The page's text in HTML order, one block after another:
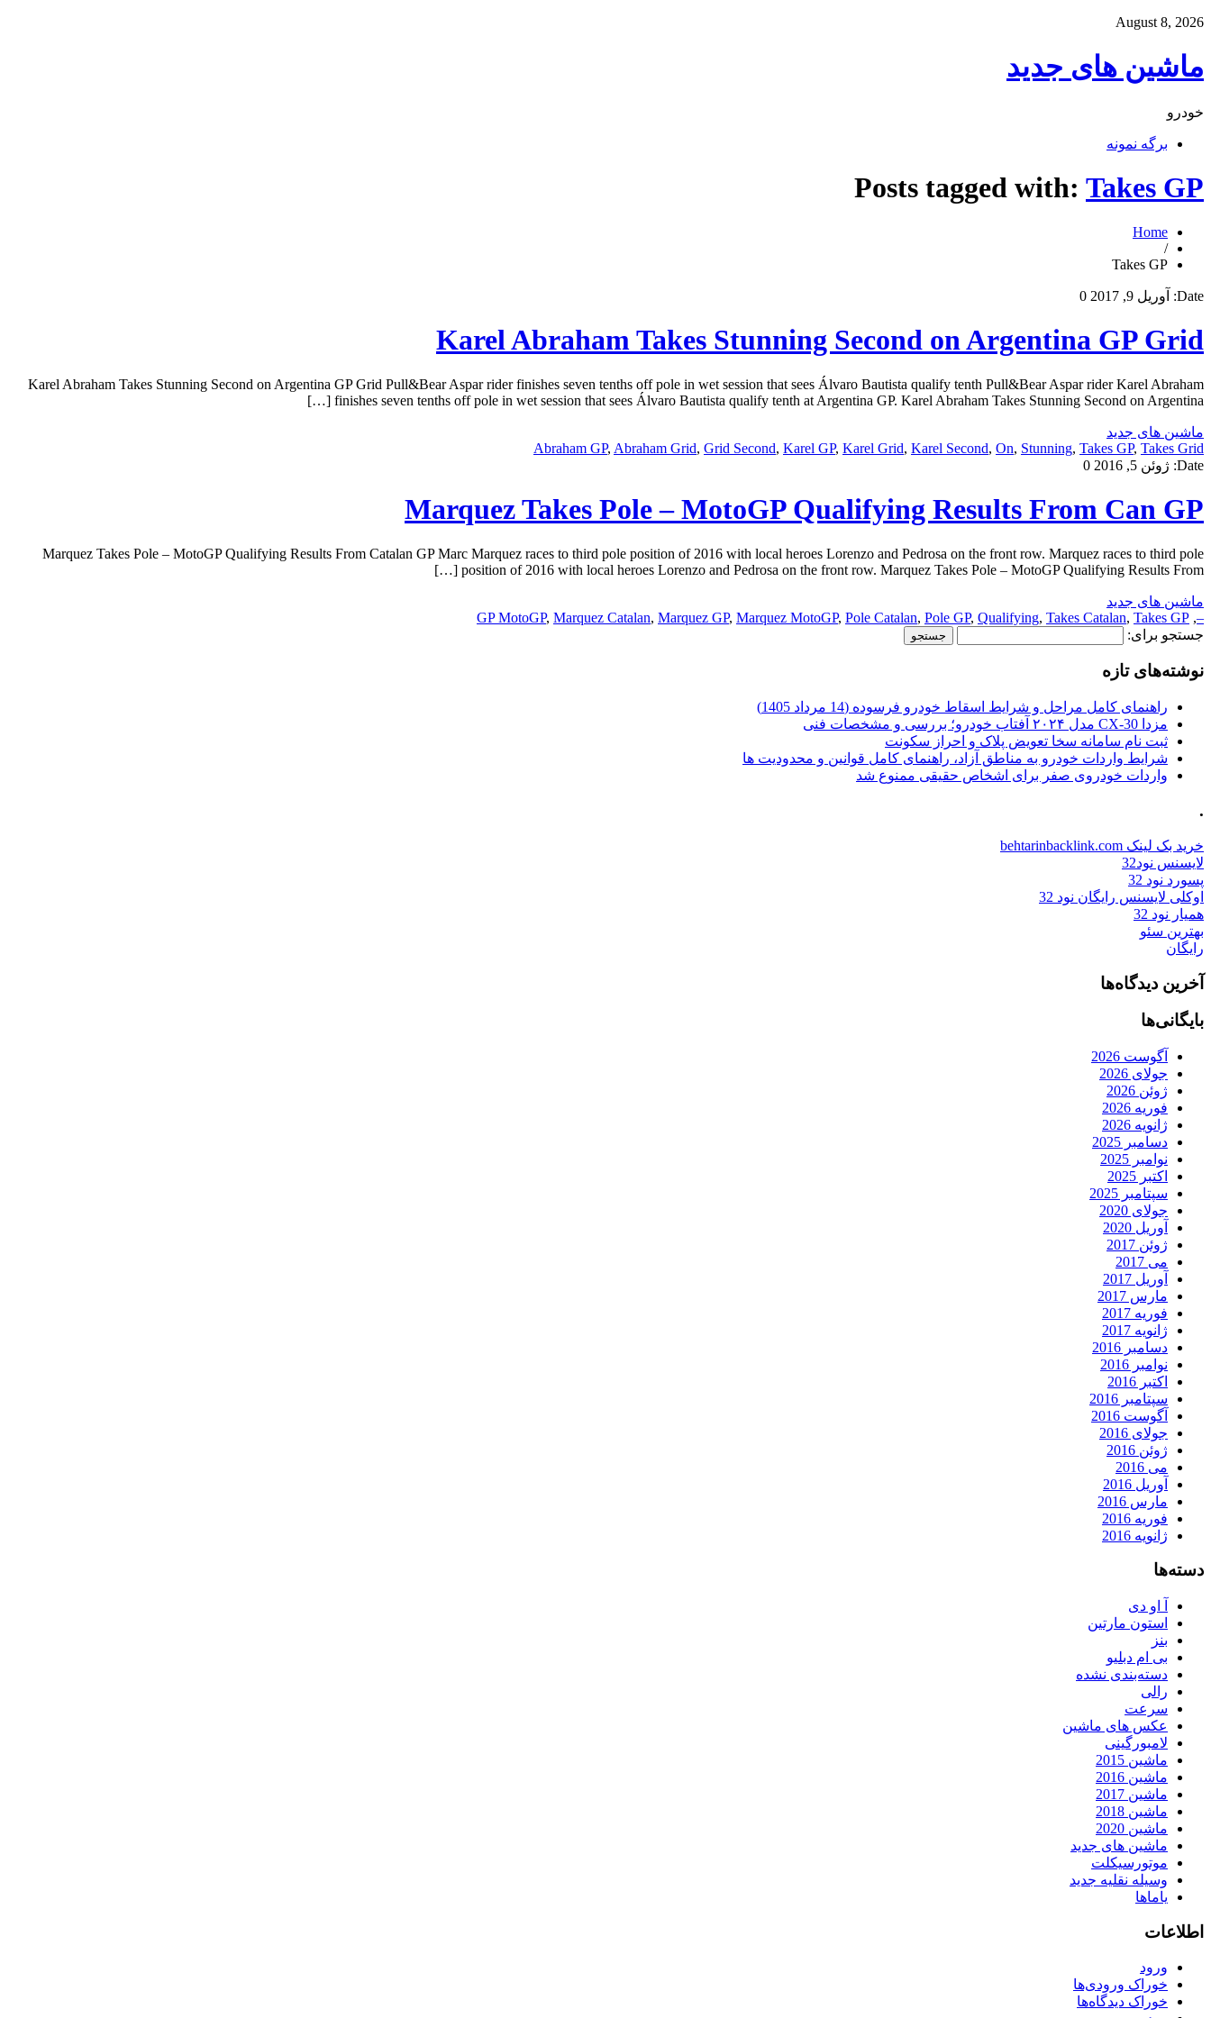
August 8, 2026
ماشین های جدید
خودرو
برگه نمونه
Posts tagged with: Takes GP
Home
/
Takes GP
Date: آوریل 9, 2017 0
Karel Abraham Takes Stunning Second on Argentina GP Grid
Karel Abraham Takes Stunning Second on Argentina GP Grid Pull&Bear Aspar rider finishes seven tenths off pole in wet session that sees Álvaro Bautista qualify tenth Pull&Bear Aspar rider Karel Abraham
finishes seven tenths off pole in wet session that sees Álvaro Bautista qualify tenth at Argentina GP. Karel Abraham Takes Stunning Second on Argentina […]
ماشین های جدید
Abraham GP, Abraham Grid, Grid Second, Karel GP, Karel Grid, Karel Second, On, Stunning, Takes GP, Takes Grid
Date: ژوئن 5, 2016 0
Marquez Takes Pole – MotoGP Qualifying Results From Can GP
Marquez Takes Pole – MotoGP Qualifying Results From Catalan GP Marc Marquez races to third pole position of 2016 with local heroes Lorenzo and Pedrosa on the front row. Marquez races to third pole
position of 2016 with local heroes Lorenzo and Pedrosa on the front row. Marquez Takes Pole – MotoGP Qualifying Results From […]
ماشین های جدید
–
,
GP MotoGP, Marquez Catalan, Marquez GP, Marquez MotoGP, Pole Catalan, Pole GP, Qualifying, Takes Catalan, Takes GP
جستجو برای:
نوشته‌های تازه
راهنمای کامل مراحل و شرایط اسقاط خودرو فرسوده (14 مرداد 1405)
مزدا CX-30 مدل ۲۰۲۴ آفتاب خودرو؛ بررسی و مشخصات فنی
ثبت نام سامانه سخا تعویض پلاک و احراز سکونت
شرایط واردات خودرو به مناطق آزاد، راهنمای کامل قوانین و محدودیت ها
واردات خودروی صفر برای اشخاص حقیقی ممنوع شد
.
خرید بک لینک behtarinbacklink.com
لایسنس نود32
پسورد نود 32
اوکلی لایسنس رایگان نود 32
همیار نود 32
بهترین سئو
رایگان
آخرین دیدگاه‌ها
بایگانی‌ها
آگوست 2026
جولای 2026
ژوئن 2026
فوریه 2026
ژانویه 2026
دسامبر 2025
نوامبر 2025
اکتبر 2025
سپتامبر 2025
جولای 2020
آوریل 2020
ژوئن 2017
می 2017
آوریل 2017
مارس 2017
فوریه 2017
ژانویه 2017
دسامبر 2016
نوامبر 2016
اکتبر 2016
سپتامبر 2016
آگوست 2016
جولای 2016
ژوئن 2016
می 2016
آوریل 2016
مارس 2016
فوریه 2016
ژانویه 2016
دسته‌ها
آ او دی
استون مارتین
بنز
بی ام دبلیو
دسته‌بندی نشده
رالی
سرعت
عکس های ماشین
لامبورگینی
ماشین 2015
ماشین 2016
ماشین 2017
ماشین 2018
ماشین 2020
ماشین های جدید
موتورسیکلت
وسیله نقلیه جدید
یاماها
اطلاعات
ورود
خوراک ورودی‌ها
خوراک دیدگاه‌ها